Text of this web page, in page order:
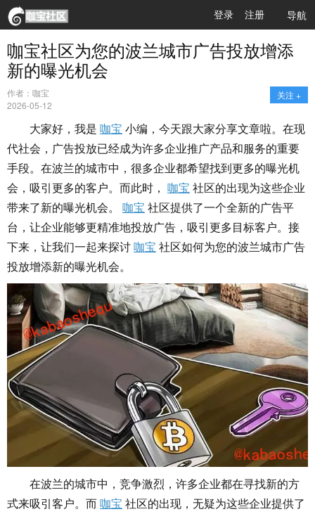
导航
登录 注册
咖宝社区为您的波兰城市广告投放增添
新的曝光机会
作者：咖宝
2026-05-12
关注 +
大家好，我是 咖宝 小编，今天跟大家分享文章啦。在现
代社会，广告投放已经成为许多企业推广产品和服务的重要
手段。在波兰的城市中，很多企业都希望找到更多的曝光机
会，吸引更多的客户。而此时， 咖宝 社区的出现为这些企业
带来了新的曝光机会。
咖宝 社区提供了一个全新的广告平
台，让企业能够更精准地投放广告，吸引更多目标客户。接
下来，让我们一起来探讨咖宝 社区如何为您的波兰城市广告
投放增添新的曝光机会。
在波兰的城市中，竞争激烈，许多企业都在寻找新的方
式来吸引客户。而咖宝 社区的出现，无疑为这些企业提供了